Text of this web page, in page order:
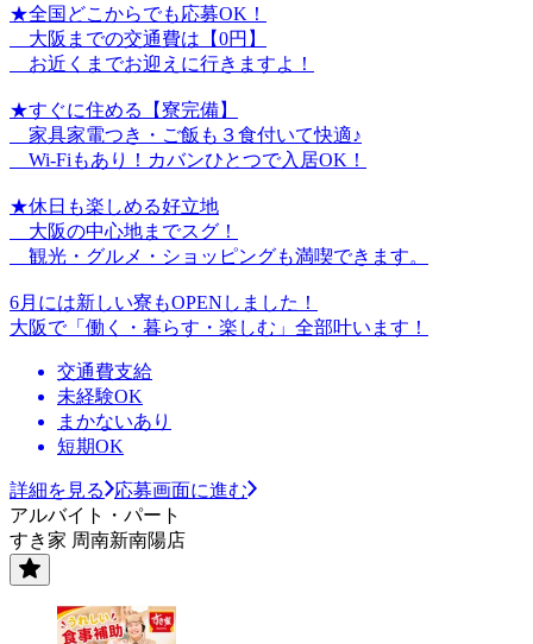
★全国どこからでも応募OK！
大阪までの交通費は【0円】
お近くまでお迎えに行きますよ！
★すぐに住める【寮完備】
家具家電つき・ご飯も３食付いて快適♪
Wi-Fiもあり！カバンひとつで入居OK！
★休日も楽しめる好立地
大阪の中心地までスグ！
観光・グルメ・ショッピングも満喫できます。
6月には新しい寮もOPENしました！
大阪で「働く・暮らす・楽しむ」全部叶います！
交通費支給
未経験OK
まかないあり
短期OK
詳細を見る
応募画面に進む
アルバイト・パート
すき家 周南新南陽店